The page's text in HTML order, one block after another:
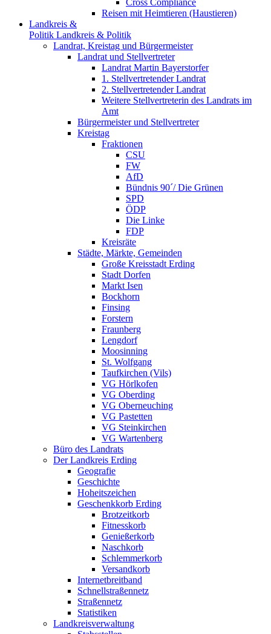
Cross Compliance
Reisen mit Heimtieren (Haustieren)
Landkreis &
Politik Landkreis & Politik
Landrat, Kreistag und Bürgermeister
Landrat und Stellvertreter
Landrat Martin Bayerstorfer
1. Stellvertretender Landrat
2. Stellvertretender Landrat
Weitere Stellvertreterin des Landrats im
Amt
Bürgermeister und Stellvertreter
Kreistag
Fraktionen
CSU
FW
AfD
Bündnis 90´/ Die Grünen
SPD
ÖDP
Die Linke
FDP
Kreisräte
Städte, Märkte, Gemeinden
Große Kreisstadt Erding
Stadt Dorfen
Markt Isen
Bockhorn
Finsing
Forstern
Fraunberg
Lengdorf
Moosinning
St. Wolfgang
Taufkirchen (Vils)
VG Hörlkofen
VG Oberding
VG Oberneuching
VG Pastetten
VG Steinkirchen
VG Wartenberg
Büro des Landrats
Der Landkreis Erding
Geografie
Geschichte
Hoheitszeichen
Geschenkkorb Erding
Brotzeitkorb
Fitnesskorb
Genießerkorb
Naschkorb
Schlemmerkorb
Versandkorb
Internetbreitband
Schnellstraßennetz
Straßennetz
Statistiken
Landkreisverwaltung